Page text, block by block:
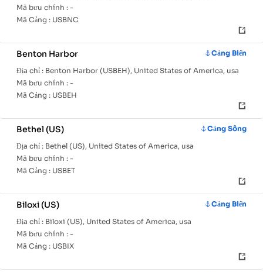
Mã bưu chính : -
Mã Cảng : USBNC
Benton Harbor
Cảng Biển
Địa chỉ : Benton Harbor (USBEH), United States of America, usa
Mã bưu chính : -
Mã Cảng : USBEH
Bethel (US)
Cảng Sông
Địa chỉ : Bethel (US), United States of America, usa
Mã bưu chính : -
Mã Cảng : USBET
Biloxi (US)
Cảng Biển
Địa chỉ : Biloxi (US), United States of America, usa
Mã bưu chính : -
Mã Cảng : USBIX